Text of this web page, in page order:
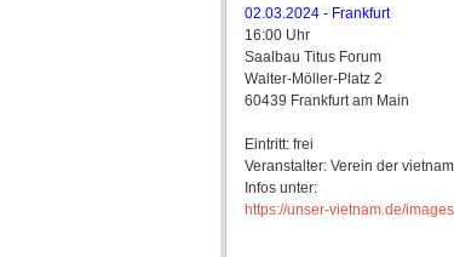
02.03.2024 - Frankfurt
16:00 Uhr
Saalbau Titus Forum
Walter-Möller-Platz 2
60439 Frankfurt am Main
Eintritt: frei
Veranstalter: Verein der
Infos unter:
https://unser-vietnam.de/